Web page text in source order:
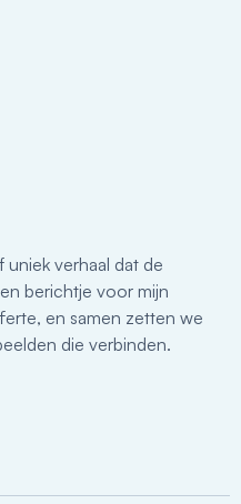
verhaal dat de
berichtje voor mijn
en samen zetten we
die verbinden.